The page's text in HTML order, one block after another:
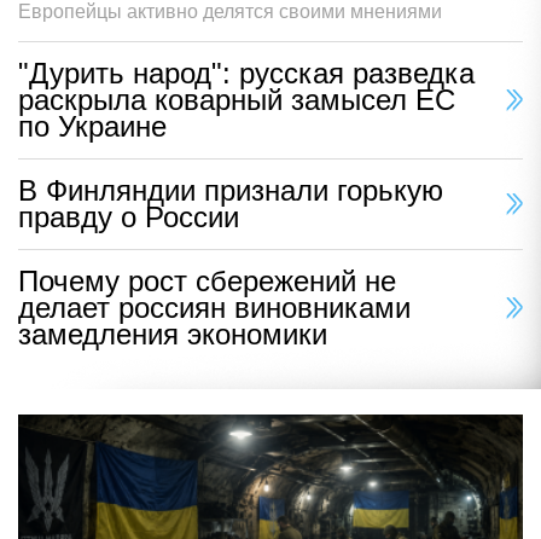
Европейцы активно делятся своими мнениями
"Дурить народ": русская разведка
раскрыла коварный замысел ЕС
по Украине
В Финляндии признали горькую
правду о России
Почему рост сбережений не
делает россиян виновниками
замедления экономики